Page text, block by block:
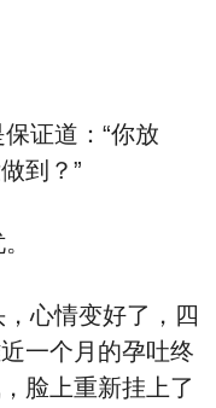
证道：“你放
到？”
心情变好了，四
一个月的孕吐终
脸上重新挂上了